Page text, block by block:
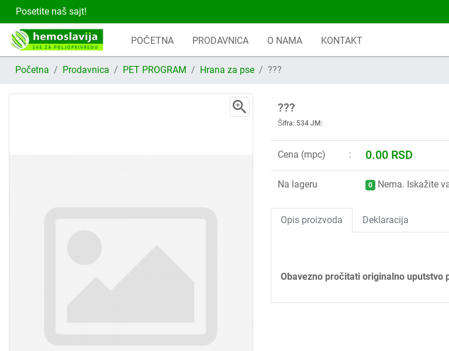
Posetite naš sajt!
POČETNA PRODAVNICA O NAMA KONTAKT
Početna Prodavnica PET PROGRAM Hrana za pse ???
zoom_in ???
Šifra: 534 JM:
Cena (mpc) 0.00 RSD
Na lageru 0 Nema. Iskažite
Opis proizvoda Deklaracija
Obavezno pročitati originalno uputstvo